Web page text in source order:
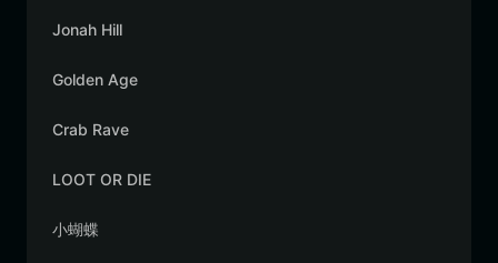
Jonah Hill
Golden Age
Crab Rave
LOOT OR DIE
小蝴蝶